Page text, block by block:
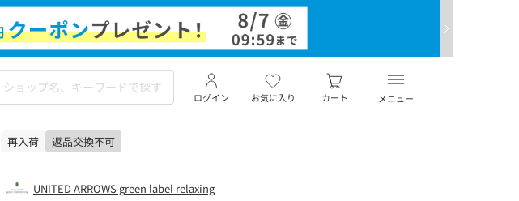
メニュー
お気に入り
ログイン カート
再入荷 返品交換不可
UNITED ARROWS green label relaxing